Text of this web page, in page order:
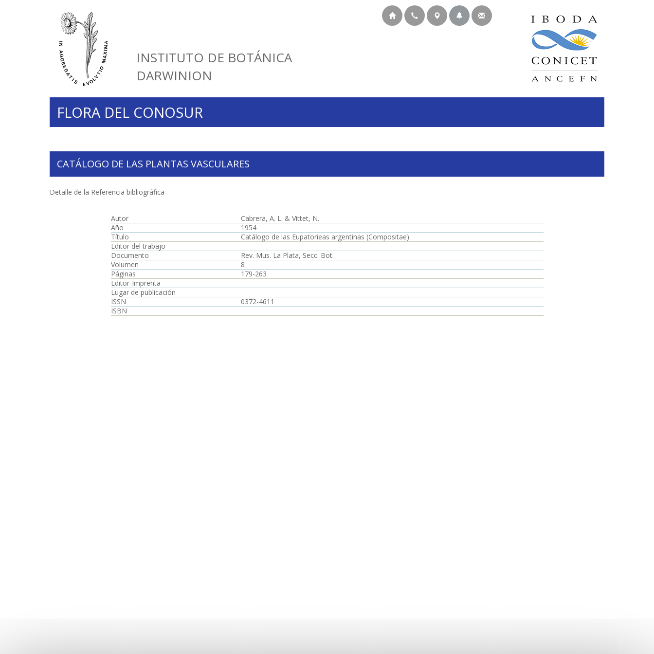
INSTITUTO DE BOTÁNICA
DARWINION
FLORA DEL CONOSUR
CATÁLOGO DE LAS PLANTAS VASCULARES
Detalle de la Referencia bibliográfica
Autor
Cabrera, A. L. & Vittet, N.
Año
1954
Título
Catálogo de las Eupatorieas argentinas (Compositae)
Editor del trabajo
Documento
Rev. Mus. La Plata, Secc. Bot.
Volumen
8
Páginas
179-263
Editor-Imprenta
Lugar de publicación
ISSN
0372-4611
ISBN